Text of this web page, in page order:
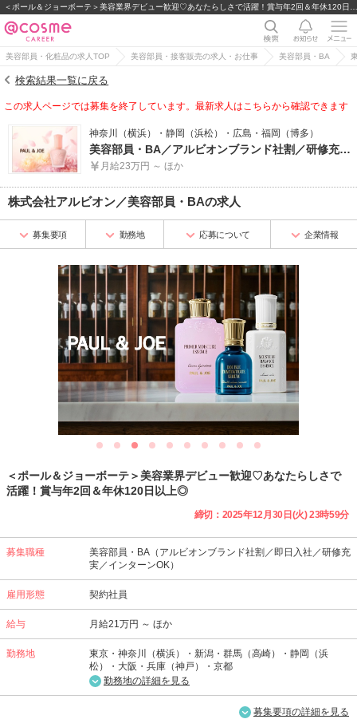
美容部員・化粧品の求人TOP 美容部員・接客販売の求人・お仕事 美容部員・BA
検索結果一覧に戻る
この求人ページでは募集を終了しています。最新求人はこちらから確認できます
神奈川（横浜）・静岡（浜松）・広島・福岡（博多）
美容部員・BA／アルビオンブランド社割／研修充実／インターンOK／未経験歓迎
月給23万円 ～ ほか
株式会社アルビオン／美容部員・BAの求人
募集要項 勤務地 応募について 企業情報
＜ポール＆ジョーボーテ＞美容業界デビュー歓迎♡あなたらしさで
活躍！賞与年2回＆年休120日以上◎
締切：2025年12月30日(火) 23時59分
募集職種
美容部員・BA（アルビオンブランド社割／即日入社／研修充
実／インターンOK）
雇用形態 契約社員
給与 月給21万円 ～ ほか
勤務地
東京・神奈川（横浜）・新潟・群馬（高崎）・静岡（浜
松）・大阪・兵庫（神戸）・京都
勤務地の詳細を見る
募集要項の詳細を見る